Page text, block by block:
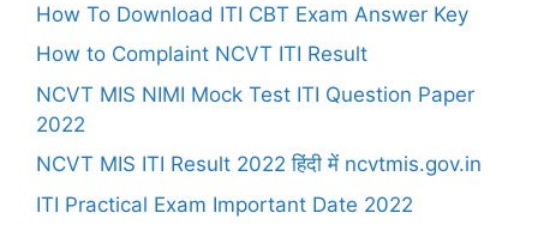
How To Download ITI CBT Exam Answer Key
How to Complaint NCVT ITI Result
NCVT MIS NIMI Mock Test ITI Question Paper
2022
NCVT MIS ITI Result 2022 हिंदी में ncvtmis.gov.in
ITI Practical Exam Important Date 2022